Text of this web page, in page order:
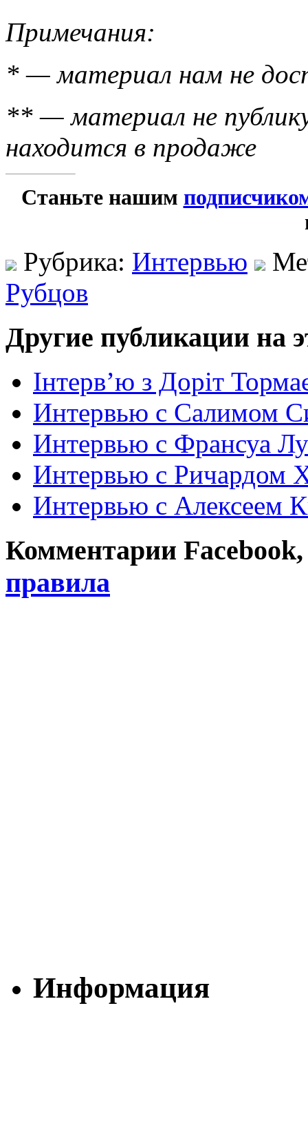
Примечания:
* — материал нам не
** — материал не
находится в продаже
Станьте нашим
Рубрика: Интервью
Рубцов
Другие публикации на
Інтерв’ю з Доріт
Интервью с Салимом
Интервью с Франсуа
Интервью с Ричардом
Интервью с Алексеем
Комментарии
правила
Информация